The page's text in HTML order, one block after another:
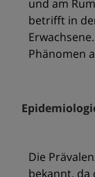
und am
betrifft in
Phänomen
Die
bekannt,